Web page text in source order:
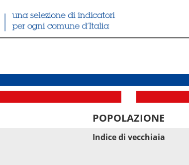
POPOLAZIONE
Indice di vecchiaia